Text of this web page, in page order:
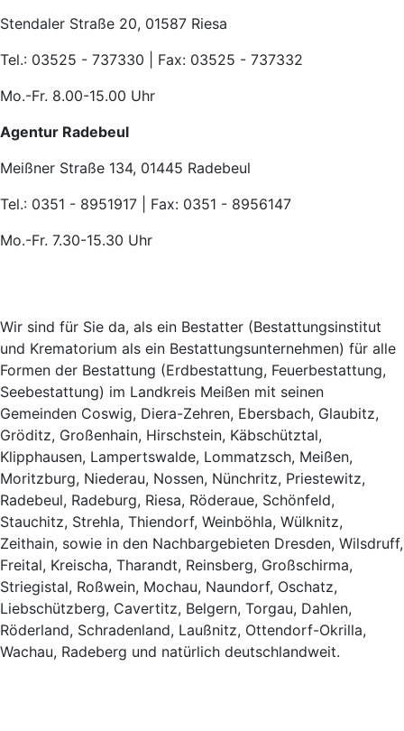
Stendaler Straße 20, 01587 Riesa
Tel.: 03525 - 737330 | Fax: 03525 - 737332
Mo.-Fr. 8.00-15.00 Uhr
Agentur Radebeul
Meißner Straße 134, 01445 Radebeul
Tel.: 0351 - 8951917 | Fax: 0351 - 8956147
Mo.-Fr. 7.30-15.30 Uhr
Wir sind für Sie da, als ein Bestatter (Bestattungsinstitut
und Krematorium als ein Bestattungsunternehmen) für alle
Formen der Bestattung (Erdbestattung, Feuerbestattung,
Seebestattung) im Landkreis Meißen mit seinen
Gemeinden Coswig, Diera-Zehren, Ebersbach, Glaubitz,
Gröditz, Großenhain, Hirschstein, Käbschütztal,
Klipphausen, Lampertswalde, Lommatzsch, Meißen,
Moritzburg, Niederau, Nossen, Nünchritz, Priestewitz,
Radebeul, Radeburg, Riesa, Röderaue, Schönfeld,
Stauchitz, Strehla, Thiendorf, Weinböhla, Wülknitz,
Zeithain, sowie in den Nachbargebieten Dresden, Wilsdruff,
Freital, Kreischa, Tharandt, Reinsberg, Großschirma,
Striegistal, Roßwein, Mochau, Naundorf, Oschatz,
Liebschützberg, Cavertitz, Belgern, Torgau, Dahlen,
Röderland, Schradenland, Laußnitz, Ottendorf-Okrilla,
Wachau, Radeberg und natürlich deutschlandweit.